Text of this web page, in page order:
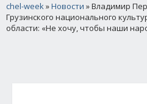
chel-week»Новости » Владимир
Грузинского национального
области: «Не хочу, чтобы наши